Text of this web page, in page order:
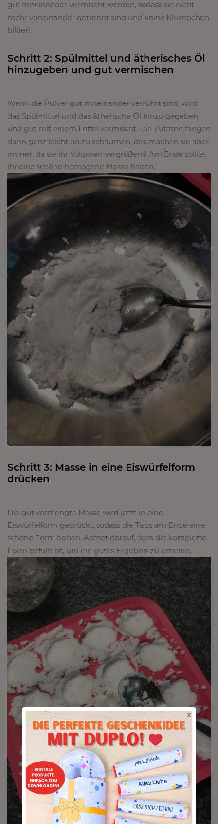
x
gut miteinander vermischt werden, sodass sie nicht
mehr voneinander getrennt sind und keine Klümpchen
bilden.
Schritt 2: Spülmittel und ätherisches Öl
hinzugeben und gut vermischen
Wenn die Pulver gut miteinander verrührt sind, wird
das Spülmittel und das ätherische Öl hinzu gegeben
und gut mit einem Löffel vermischt. Die Zutaten fangen
dann ganz leicht an zu schäumen, das machen sie aber
immer, da sie ihr Volumen vergrößern! Am Ende solltet
ihr eine schöne homogene Masse haben.
Schritt 3: Masse in eine Eiswürfelform
drücken
Die gut vermengte Masse wird jetzt in eine
Eiswürfelform gedrückt, sodass die Tabs am Ende eine
schöne Form haben. Achtet darauf, dass die komplette
Form befüllt ist, um ein gutes Ergebnis zu erzielen.